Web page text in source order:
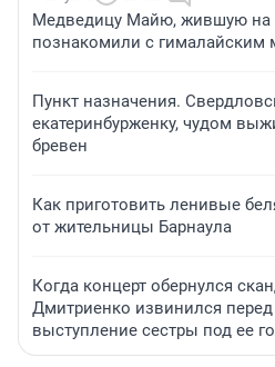
Медведицу Майю, жившую на
познакомили с
Пункт назначения.
екатеринбурженку, чудом
бревен
Как приготовить ленивые
от жительницы Барнаула
Когда концерт обернулся
Дмитриенко извинился
выступление сестры под ее